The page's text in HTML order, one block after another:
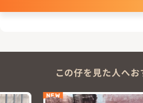
この仔を見た人へお
NEW